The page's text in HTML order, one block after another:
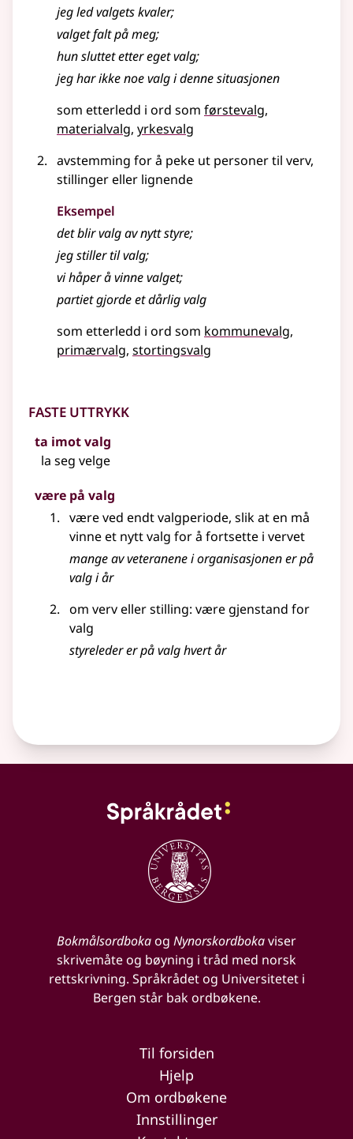
jeg ledvalgetskvaler;
valgetfalt på meg;
hun sluttet etter egetvalg;
jeg har ikke noevalgi denne situasjonen
som etterledd i ord som førstevalg
materialvalg yrkesvalg
avstemming for å peke ut personer til verv,
stillingereller lignende
Eksempel
det blirvalgav nytt styre;
jeg stiller tilvalg;
vi håper å vinnevalget;
partiet gjorde et dårligvalg
som etterledd i ord som kommunevalg
primærvalg stortingsvalg
Faste uttrykk
ta imot valg
la seg velge
være på valg
være ved endt valgperiode, slik at en må
vinne et nytt valg for å fortsette i vervet
mange av veteranene i organisasjonen er på
valg i år
om verv eller stilling: være gjenstand for
valg
styreleder er på valg hvert år
Bokmålsordbokaog Nynorskordbokaviser
skrivemåte og bøyning i tråd med norsk
rettskrivning. Språkrådet og Universitetet i
Bergen står bak ordbøkene.
Til forsiden
Hjelp
Om ordbøkene
Innstillinger